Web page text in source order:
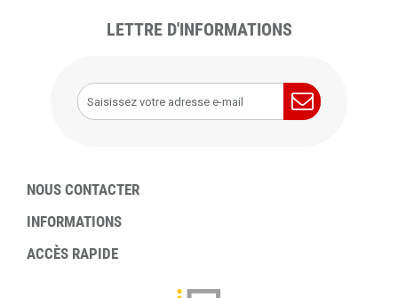
LETTRE D'INFORMATIONS
NOUS CONTACTER
INFORMATIONS
ACCÈS RAPIDE